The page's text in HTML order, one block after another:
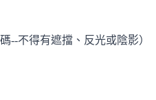
--不得有遮擋、反光或陰影）